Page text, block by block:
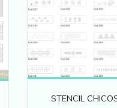
STENCIL